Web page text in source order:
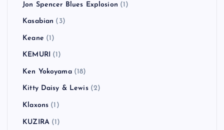
Jon Spencer Blues Explosion (1)
Kasabian (3)
Keane (1)
KEMURI (1)
Ken Yokoyama(18)
Kitty Daisy & Lewis(2)
Klaxons (1)
KUZIRA(1)